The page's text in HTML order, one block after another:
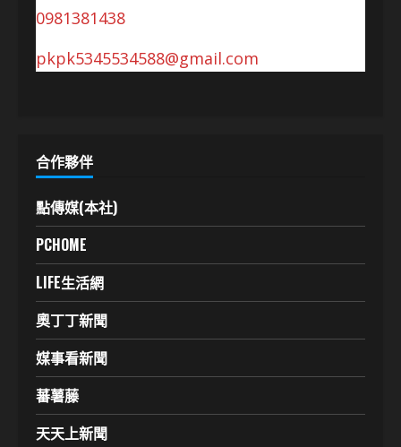
0981381438
pkpk5345534588@gmail.com
合作夥伴
點傳媒(本社)
PCHOME
LIFE生活網
奧丁丁新聞
媒事看新聞
蕃薯藤
天天上新聞